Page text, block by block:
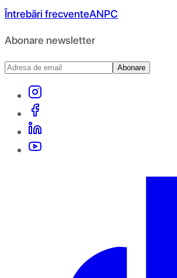
Întrebări frecventeANPC
Abonare newsletter
Abonare